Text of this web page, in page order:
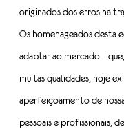
originados dos erros na
Os homenageados desta
adaptar ao mercado –
muitas qualidades, hoje
aperfeiçoamento de
pessoais e profissionais,